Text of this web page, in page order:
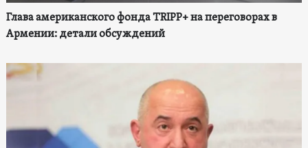
Глава американского фонда TRIPP+ на переговорах в
Армении: детали обсуждений